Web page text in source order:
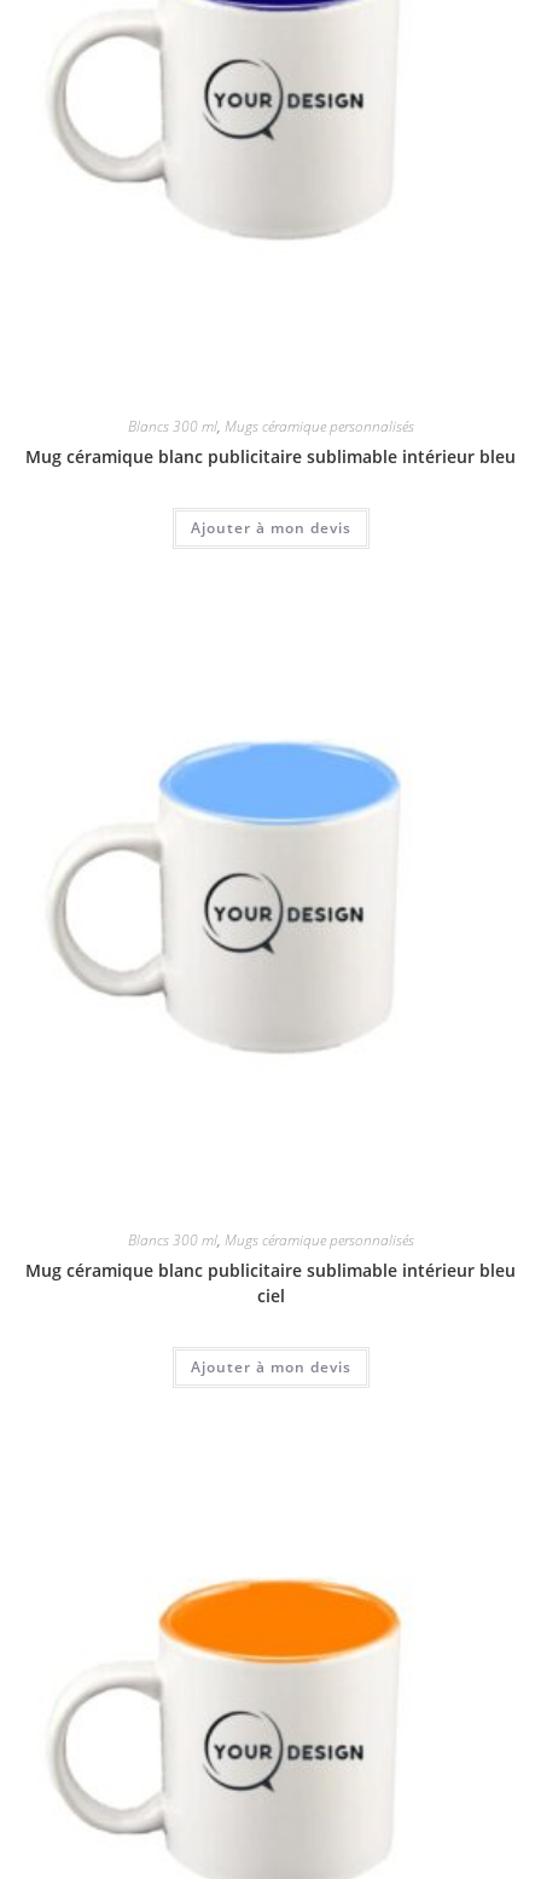
Blancs 300 ml, Mugs céramique personnalisés
Mug céramique blanc publicitaire sublimable intérieur bleu
Ajouter à mon devis
Blancs 300 ml, Mugs céramique personnalisés
Mug céramique blanc publicitaire sublimable intérieur bleu
ciel
Ajouter à mon devis